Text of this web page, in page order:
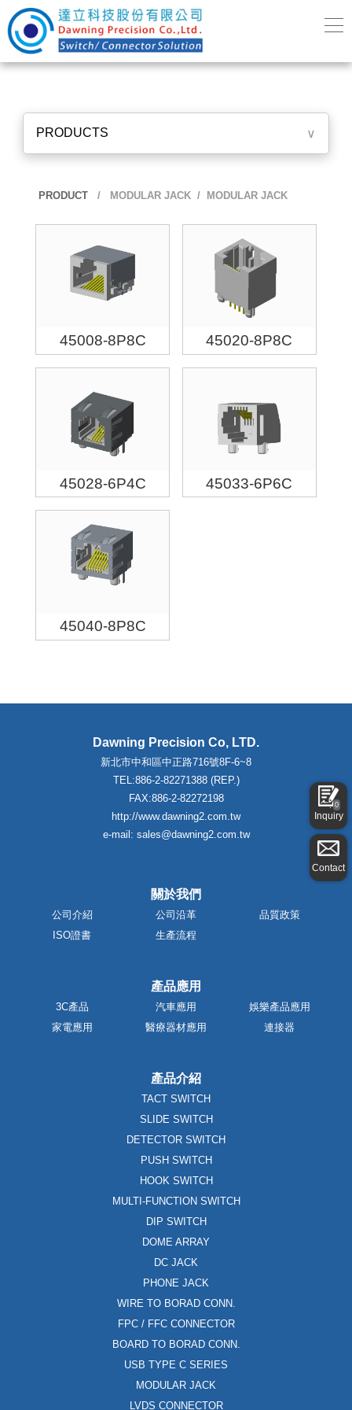
0
Inquiry
Contact
PRODUCTS ∨
PRODUCT/ MODULAR JACK/ MODULAR JACK
45008-8P8C 45020-8P8C
45028-6P4C 45033-6P6C
45040-8P8C
Dawning Precision Co, LTD.
新北市中和區中正路716號8F-6~8
TEL:886-2-82271388 (REP.)
FAX:886-2-82272198
http://www.dawning2.com.tw
e-mail: sales@dawning2.com.tw
關於我們
公司介紹 公司沿革
品質政策
ISO證書
生產流程
產品應用
3C產品 汽車應用
娛樂產品應用
家電應用
醫療器材應用 連接器
產品介紹
TACT SWITCH
SLIDE SWITCH
DETECTOR SWITCH
PUSH SWITCH
HOOK SWITCH
MULTI-FUNCTION SWITCH
DIP SWITCH
DOME ARRAY
DC JACK
PHONE JACK
WIRE TO BORAD CONN.
FPC / FFC CONNECTOR
BOARD TO BORAD CONN.
USB TYPE C SERIES
MODULAR JACK
LVDS CONNECTOR